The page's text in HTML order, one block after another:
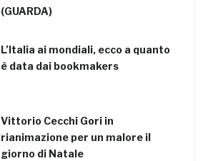
(GUARDA)
L’Italia ai mondiali, ecco a quanto
è data dai bookmakers
Vittorio Cecchi Gori in
rianimazione per un malore il
giorno di Natale